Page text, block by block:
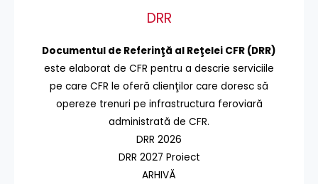
DRR
Documentul de Referinţă al Reţelei CFR (DRR)
este elaborat de CFR pentru a descrie serviciile
pe care CFR le oferă clienţilor care doresc să
opereze trenuri pe infrastructura feroviară
administrată de CFR.
DRR 2026
DRR 2027 Proiect
ARHIVĂ